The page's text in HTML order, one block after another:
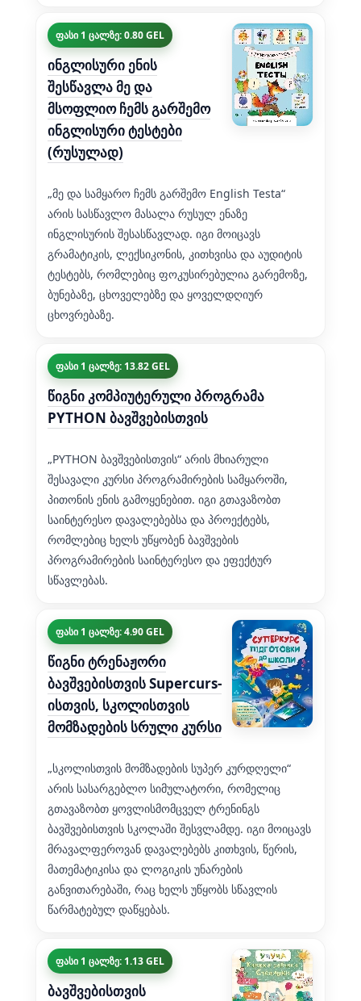
ფასი 1 ცალზე: 0.80 GEL
ინგლისური ენის
შესწავლა მე და
მსოფლიო ჩემს გარშემო
ინგლისური ტესტები
(რუსულად)
„მე და სამყარო ჩემს გარშემო English Testa“
არის სასწავლო მასალა რუსულ ენაზე
ინგლისურის შესასწავლად. იგი მოიცავს
გრამატიკის, ლექსიკონის, კითხვისა და აუდიტის
ტესტებს, რომლებიც ფოკუსირებულია გარემოზე,
ბუნებაზე, ცხოველებზე და ყოველდღიურ
ცხოვრებაზე.
ფასი 1 ცალზე: 13.82 GEL
წიგნი კომპიუტერული პროგრამა
PYTHON ბავშვებისთვის
„PYTHON ბავშვებისთვის“ არის მხიარული
შესავალი კურსი პროგრამირების სამყაროში,
პითონის ენის გამოყენებით. იგი გთავაზობთ
საინტერესო დავალებებსა და პროექტებს,
რომლებიც ხელს უწყობენ ბავშვების
პროგრამირების საინტერესო და ეფექტურ
სწავლებას.
ფასი 1 ცალზე: 4.90 GEL
წიგნი ტრენაჟორი
ბავშვებისთვის Supercurs-
ისთვის, სკოლისთვის
მომზადების სრული კურსი
„სკოლისთვის მომზადების სუპერ კურდღელი“
არის სასარგებლო სიმულატორი, რომელიც
გთავაზობთ ყოვლისმომცველ ტრენინგს
ბავშვებისთვის სკოლაში შესვლამდე. იგი მოიცავს
მრავალფეროვან დავალებებს კითხვის, წერის,
მათემატიკისა და ლოგიკის უნარების
განვითარებაში, რაც ხელს უწყობს სწავლის
წარმატებულ დაწყებას.
ფასი 1 ცალზე: 1.13 GEL
ბავშვებისთვის